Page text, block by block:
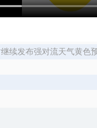
续发布强对流天气黄色